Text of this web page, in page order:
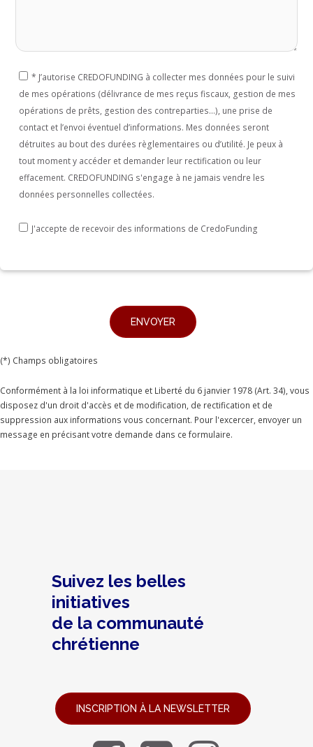
* J’autorise CREDOFUNDING à collecter mes données pour le suivi
de mes opérations (délivrance de mes reçus fiscaux, gestion de mes
opérations de prêts, gestion des contreparties...), une prise de
contact et l’envoi éventuel d’informations. Mes données seront
détruites au bout des durées règlementaires ou d’utilité. Je peux à
tout moment y accéder et demander leur rectification ou leur
effacement. CREDOFUNDING s'engage à ne jamais vendre les
données personnelles collectées.
J'accepte de recevoir des informations de CredoFunding
(*) Champs obligatoires
Conformément à la loi informatique et Liberté du 6 janvier 1978 (Art. 34), vous
disposez d'un droit d'accès et de modification, de rectification et de
suppression aux informations vous concernant. Pour l'excercer, envoyer un
message en précisant votre demande dans ce formulaire.
Suivez les belles
initiatives
de la communauté
chrétienne
INSCRIPTION À LA NEWSLETTER